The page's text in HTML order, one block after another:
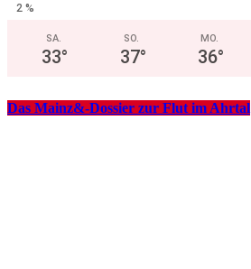
2 %
SA.
33°
SO.
37°
MO.
36°
Das Mainz&-Dossier zur Flut im Ahrtal